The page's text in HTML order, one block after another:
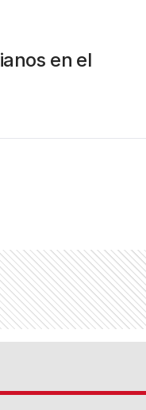
en el